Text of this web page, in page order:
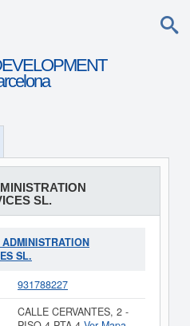
SL.
SL.
931788227
CALLE CERVANTES, 2 -